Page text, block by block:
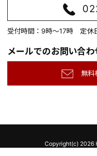
受付時間：9時～17時 定休
メールでのお問い合わ
無料
Copyright(c) 2026